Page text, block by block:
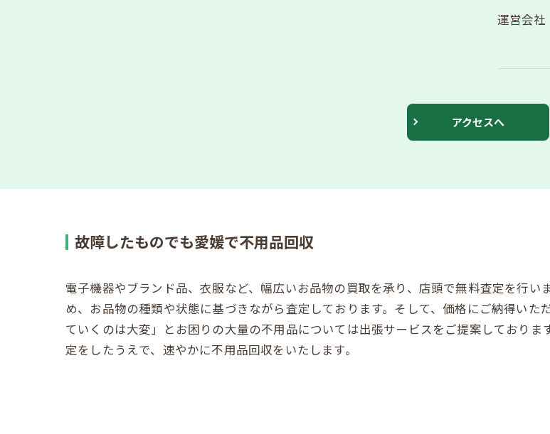
運営会社
アクセスへ
故障したものでも愛媛で不用品回収
電子機器やブランド品、衣服など、幅広いお品物の買取を承り、店頭で無料査定を行
め、お品物の種類や状態に基づきながら査定しております。そして、価格にご納得い
ていくのは大変」とお困りの大量の不用品については出張サービスをご提案しており
定をしたうえで、速やかに不用品回収をいたします。